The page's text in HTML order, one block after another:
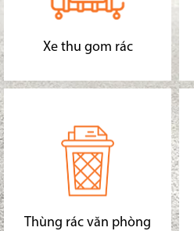
Xe thu gom rác
Thùng rác văn phòng